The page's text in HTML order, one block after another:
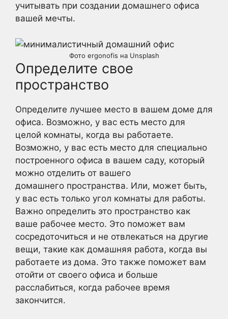
учитывать при создании домашнего офиса
вашей мечты.
Фото ergonofis на Unsplash
Определите свое
пространство
Определите лучшее место в вашем доме для
офиса. Возможно, у вас есть место для
целой комнаты, когда вы работаете.
Возможно, у вас есть место для специально
построенного офиса в вашем саду, который
можно отделить от вашего
домашнего пространства. Или, может быть,
у вас есть только угол комнаты для работы.
Важно определить это пространство как
ваше рабочее место. Это поможет вам
сосредоточиться и не отвлекаться на другие
вещи, такие как домашняя работа, когда вы
работаете из дома. Это также поможет вам
отойти от своего офиса и больше
расслабиться, когда рабочее время
закончится.